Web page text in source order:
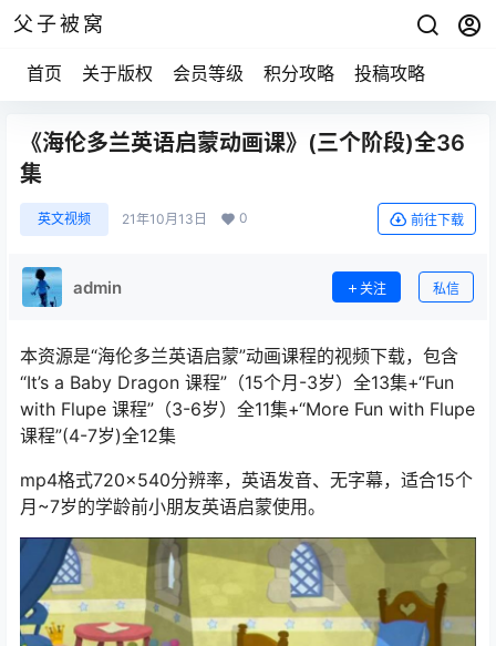
父子被窝
首页 关于版权 会员等级 积分攻略 投稿攻略
《海伦多兰英语启蒙动画课》(三个阶段)全36
集
英文视频 21年10月13日 0 前往下载
admin 关注 私信
本资源是“海伦多兰英语启蒙”动画课程的视频下载，包含
“It’s a Baby Dragon 课程”（15个月-3岁）全13集+“Fun
with Flupe 课程”（3-6岁）全11集+“More Fun with Flupe
课程”(4-7岁)全12集
mp4格式720×540分辨率，英语发音、无字幕，适合15个
月~7岁的学龄前小朋友英语启蒙使用。